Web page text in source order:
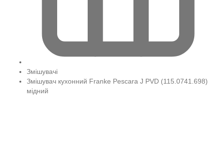
Змішувачі
Змішувач кухонний Franke Pescara J PVD (115.0741.698)
мідний